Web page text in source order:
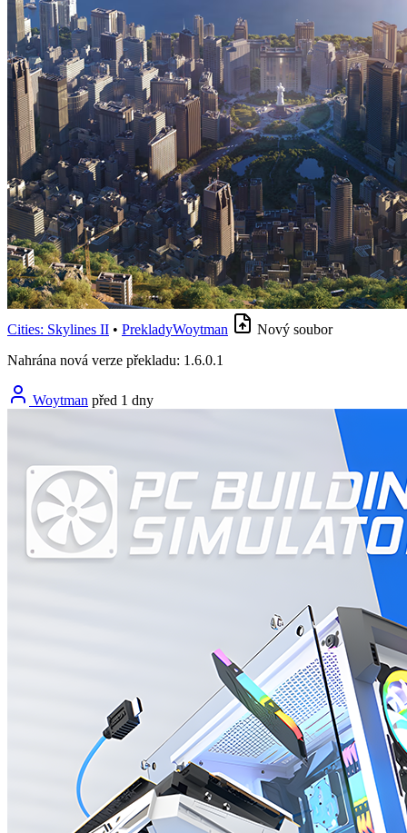
Cities: Skylines II • PrekladyWoytman
Nový soubor
Nahrána nová verze překladu: 1.6.0.1
Woytman před 1 dny